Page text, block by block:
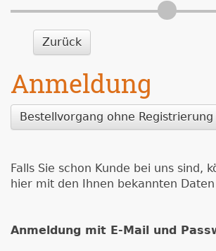
Zurück
Anmeldung
Bestellvorgang ohne
Falls Sie schon Kunde bei uns sind,
hier mit den Ihnen bekannten
Anmeldung mit E-Mail und